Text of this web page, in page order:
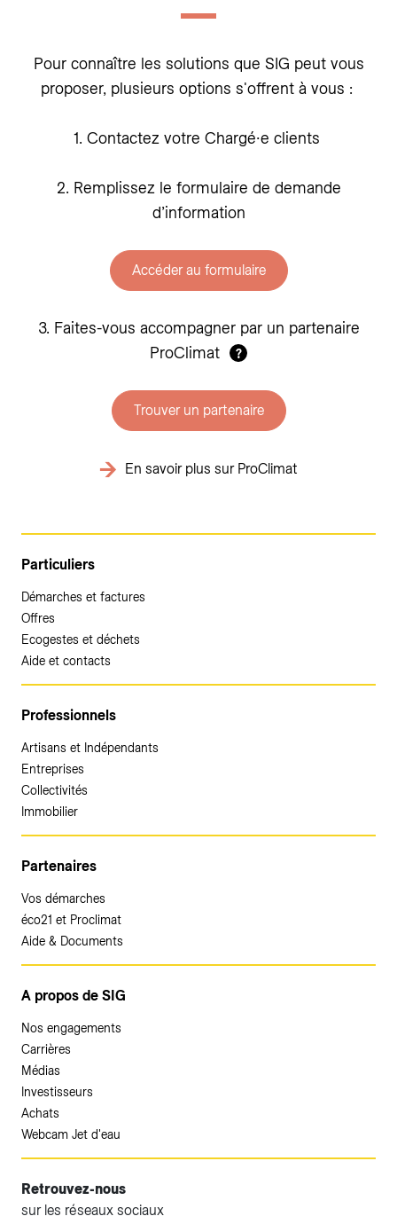
Pour connaître les solutions que SIG peut vous
proposer, plusieurs options s'offrent à vous :
1. Contactez votre Chargé∙e clients
2. Remplissez le formulaire de demande
d’information
Accéder au formulaire
3. Faites-vous accompagner par un partenaire
ProClimat
?
Trouver un partenaire
En savoir plus sur ProClimat
Particuliers
Démarches et factures
Offres
Ecogestes et déchets
Aide et contacts
Professionnels
Artisans et Indépendants
Entreprises
Collectivités
Immobilier
Partenaires
Vos démarches
éco21 et Proclimat
Aide & Documents
A propos de SIG
Nos engagements
Carrières
Médias
Investisseurs
Achats
Webcam Jet d'eau
Retrouvez-nous
sur les réseaux sociaux
Accéder à votre espace client SIG.